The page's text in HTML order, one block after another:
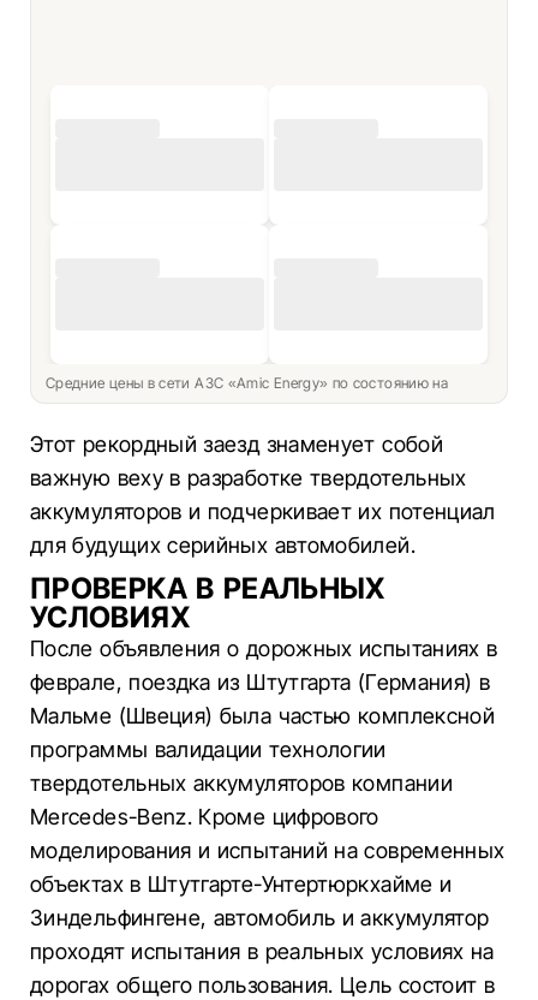
Средние цены в сети АЗС «Amic Energy» по состоянию на
Этот рекордный заезд знаменует собой
важную веху в разработке твердотельных
аккумуляторов и подчеркивает их потенциал
для будущих серийных автомобилей.
ПРОВЕРКА В РЕАЛЬНЫХ
УСЛОВИЯХ
После объявления о дорожных испытаниях в
феврале, поездка из Штутгарта (Германия) в
Мальме (Швеция) была частью комплексной
программы валидации технологии
твердотельных аккумуляторов компании
Mercedes-Benz. Кроме цифрового
моделирования и испытаний на современных
объектах в Штутгарте-Унтертюркхайме и
Зиндельфингене, автомобиль и аккумулятор
проходят испытания в реальных условиях на
дорогах общего пользования. Цель состоит в